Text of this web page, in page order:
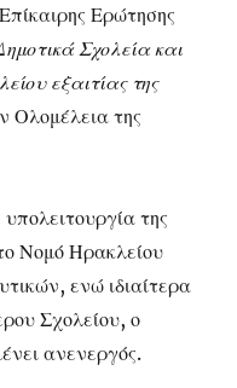
Ερώτησης
Σχολεία και
εξαιτίας της
Ολομέλεια της
της
Νομό Ηρακλείου
ενώ ιδιαίτερα
Σχολείου, ο
ανενεργός.